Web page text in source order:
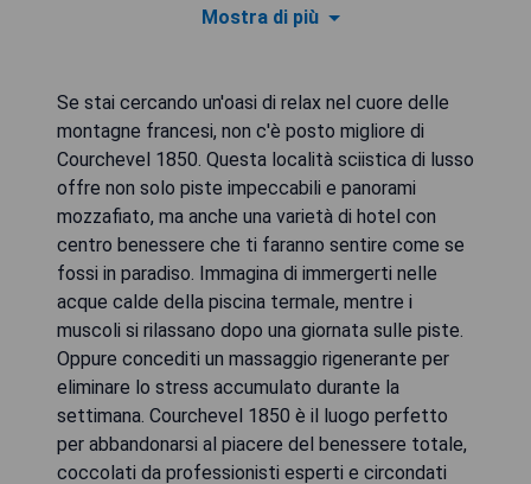
Mostra di più
Se stai cercando un'oasi di relax nel cuore delle
montagne francesi, non c'è posto migliore di
Courchevel 1850. Questa località sciistica di lusso
offre non solo piste impeccabili e panorami
mozzafiato, ma anche una varietà di hotel con
centro benessere che ti faranno sentire come se
fossi in paradiso. Immagina di immergerti nelle
acque calde della piscina termale, mentre i
muscoli si rilassano dopo una giornata sulle piste.
Oppure concediti un massaggio rigenerante per
eliminare lo stress accumulato durante la
settimana. Courchevel 1850 è il luogo perfetto
per abbandonarsi al piacere del benessere totale,
coccolati da professionisti esperti e circondati